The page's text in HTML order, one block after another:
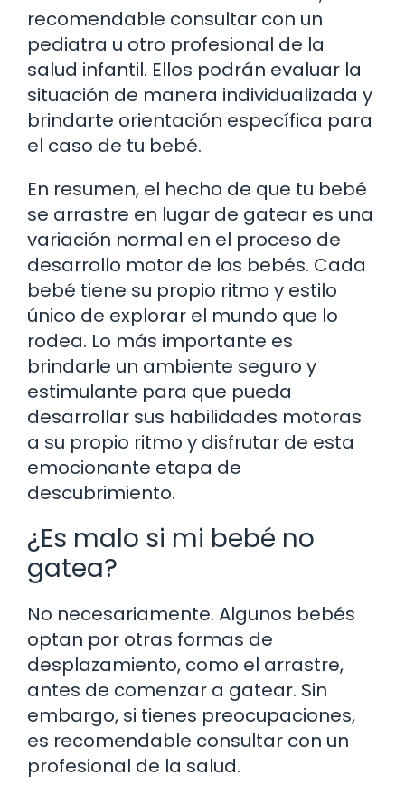
recomendable consultar con un
pediatra u otro profesional de la
salud infantil. Ellos podrán evaluar la
situación de manera individualizada y
brindarte orientación específica para
el caso de tu bebé.
En resumen, el hecho de que tu bebé
se arrastre en lugar de gatear es una
variación normal en el proceso de
desarrollo motor de los bebés. Cada
bebé tiene su propio ritmo y estilo
único de explorar el mundo que lo
rodea. Lo más importante es
brindarle un ambiente seguro y
estimulante para que pueda
desarrollar sus habilidades motoras
a su propio ritmo y disfrutar de esta
emocionante etapa de
descubrimiento.
¿Es malo si mi bebé no
gatea?
No necesariamente. Algunos bebés
optan por otras formas de
desplazamiento, como el arrastre,
antes de comenzar a gatear. Sin
embargo, si tienes preocupaciones,
es recomendable consultar con un
profesional de la salud.